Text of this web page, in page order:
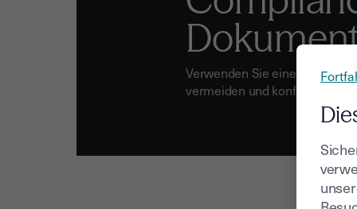
Verwenden Sie eine
vermeiden und konform zu